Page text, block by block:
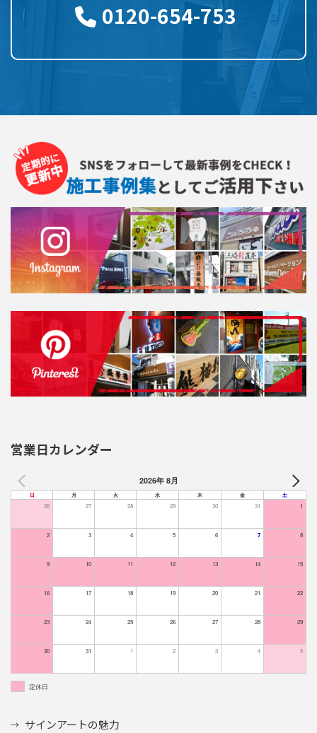
0120-654-753
営業日カレンダー
2026年 8月
日 月 火 水 木 金 土
26 27 28 29 30 31 1
2 3 4 5 6 7 8
9 10 11 12 13 14 15
16 17 18 19 20 21 22
23 24 25 26 27 28 29
30 31 1 2 3 4 5
定休日
サインアートの魅力